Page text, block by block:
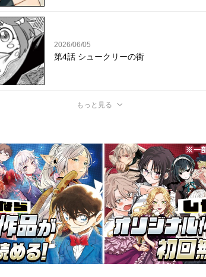
2026/06/05
第4話 シュークリーの街
もっと見る